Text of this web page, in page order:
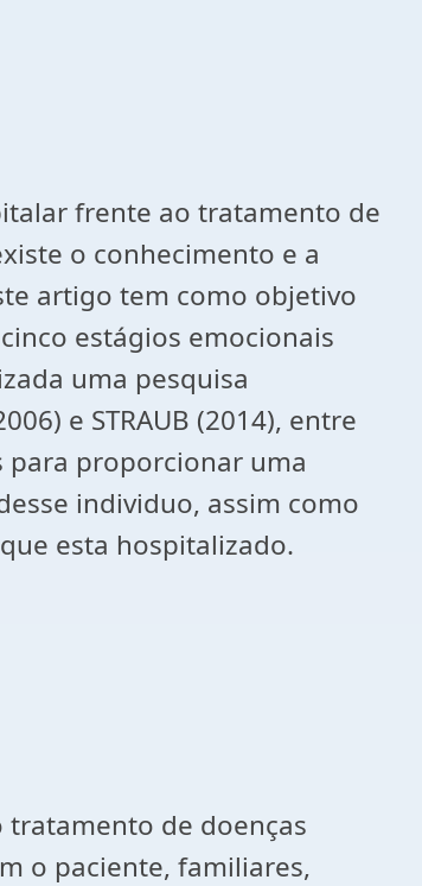
frente ao tratamento de
o conhecimento e a
artigo tem como objetivo
estágios emocionais
uma pesquisa
e STRAUB (2014), entre
proporcionar uma
individuo, assim como
esta hospitalizado.
de doenças
o paciente, familiares,